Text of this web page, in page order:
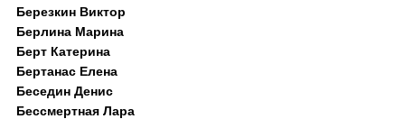
Березкин Виктор
Берлина Марина
Берт Катерина
Бертанас Елена
Беседин Денис
Бессмертная Лара